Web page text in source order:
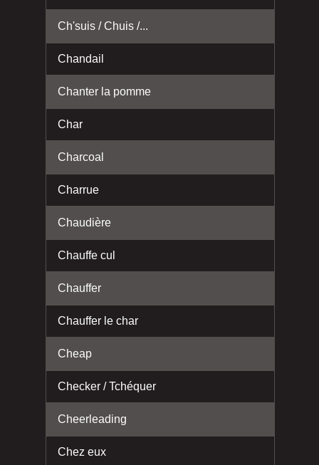
Ch'suis / Chuis /...
Chandail
Chanter la pomme
Char
Charcoal
Charrue
Chaudière
Chauffe cul
Chauffer
Chauffer le char
Cheap
Checker / Tchéquer
Cheerleading
Chez eux